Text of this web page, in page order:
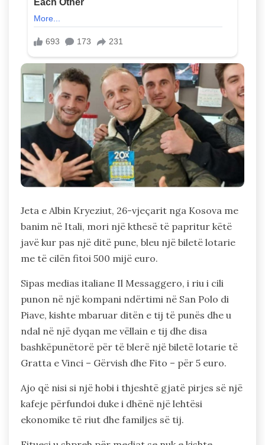
Jeta e Albin Kryeziut, 26-vjeçarit nga Kosova me
banim në Itali, mori një kthesë të papritur këtë
javë kur pas një ditë pune, bleu një biletë lotarie
me të cilën fitoi 500 mijë euro.
Sipas medias italiane Il Messaggero, i riu i cili
punon në një kompani ndërtimi në San Polo di
Piave, kishte mbaruar ditën e tij të punës dhe u
ndal në një dyqan me vëllain e tij dhe disa
bashkëpunëtorë për të blerë një biletë lotarie të
Gratta e Vinci – Gërvish dhe Fito – për 5 euro.
Ajo që nisi si një hobi i thjeshtë gjatë pirjes së një
kafeje përfundoi duke i dhënë një lehtësi
ekonomike të riut dhe familjes së tij.